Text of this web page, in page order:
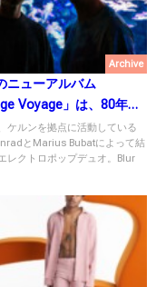
Archive
ニューアルバム
Voyage」は、80年代
にインスパイアされた
ケルンを拠点に活動している
とMarius Bubatによって結
レクトロポップデュオ。Blur